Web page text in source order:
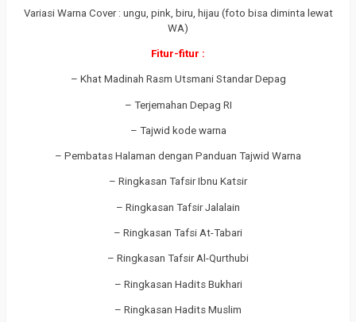
Variasi Warna Cover : ungu, pink, biru, hijau (foto bisa diminta lewat
WA)
Fitur-fitur :
– Khat Madinah Rasm Utsmani Standar Depag
– Terjemahan Depag RI
– Tajwid kode warna
– Pembatas Halaman dengan Panduan Tajwid Warna
– Ringkasan Tafsir Ibnu Katsir
– Ringkasan Tafsir Jalalain
– Ringkasan Tafsi At-Tabari
– Ringkasan Tafsir Al-Qurthubi
– Ringkasan Hadits Bukhari
– Ringkasan Hadits Muslim